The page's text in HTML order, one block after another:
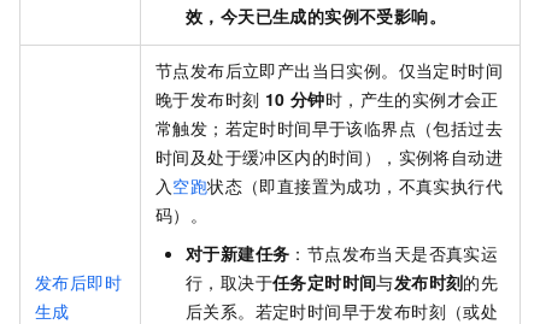
效，今天已生成的实例不受影响。
发布后即时
生成
节点发布后立即产出当日实例。仅当定时时间
晚于发布时刻 10 分钟时，产生的实例才会正
常触发；若定时时间早于该临界点（包括过去
时间及处于缓冲区内的时间），实例将自动进
入 空跑状态（即直接置为成功，不真实执行代
码）。
对于新建任务 ：节点发布当天是否真实运
行，取决于任务定时时间与发布时刻的先
后关系。若定时时间早于发布时刻（或处